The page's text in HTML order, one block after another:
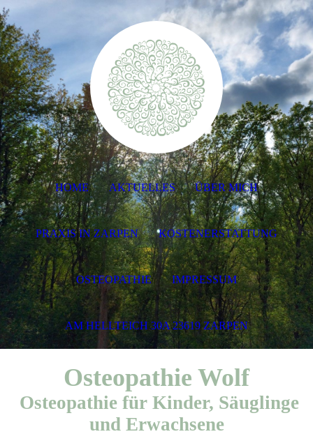
Osteopathie Wolf
Osteopathie für Kinder, Säuglinge
und Erwachsene
HOME AKTUELLES ÜBER MICH
PRAXIS IN ZARPEN KOSTENERSTATTUNG
OSTEOPATHIE IMPRESSUM
AM HELLTEICH 30A 23619 ZARPEN